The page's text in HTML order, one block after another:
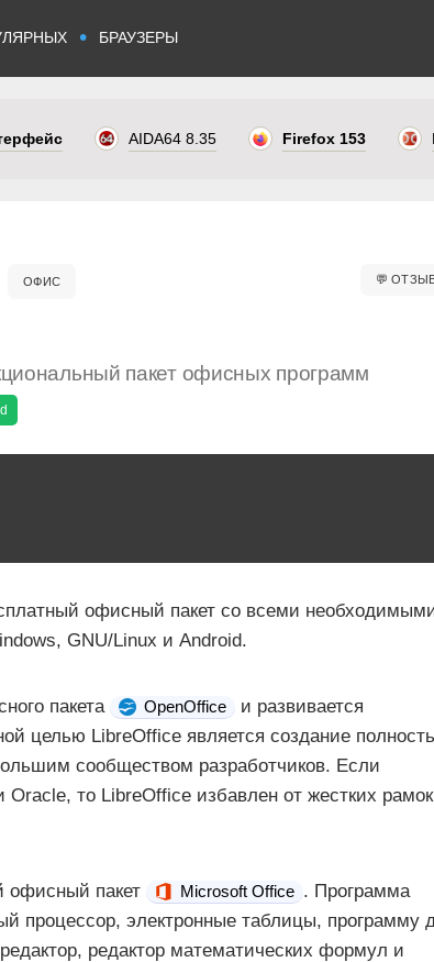
• БРАУЗЕРЫ
AIDA64 8.35 Firefox 153
💬
ОФИС
пакет офисных программ
офисный пакет со всеми
GNU/Linux и Android.
пакета OpenOffice
и развивается
целью LibreOffice является создание
сообществом разработчиков. Если
то LibreOffice избавлен от жестких
офисный пакет Microsoft Office . Программа
процессор, электронные таблицы, программу
редактор математических формул и